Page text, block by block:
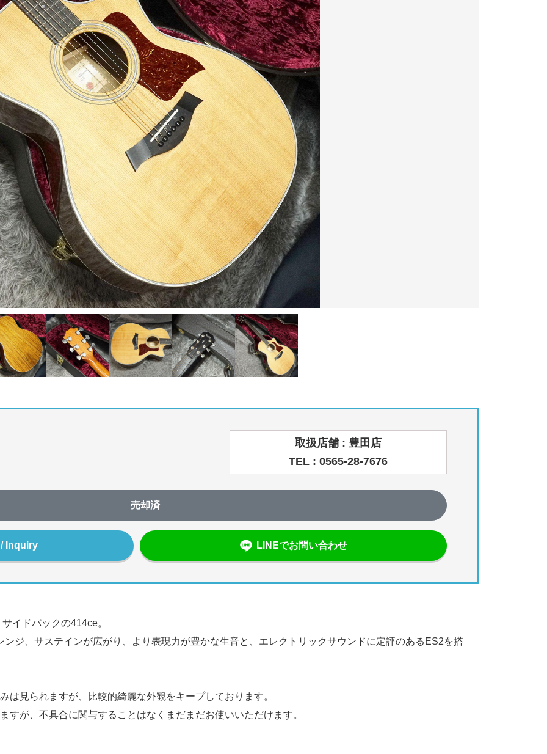
取扱店舗 : 豊田店
TEL : 0565-28-7676
売却済
Inquiry LINEでお問い合わせ
イドバックの414ce。
ジ、サステインが広がり、より表現力が豊かな生音と、エレクトリックサウンドに定評のあるES2を搭
は見られますが、比較的綺麗な外観をキープしております。
すが、不具合に関与することはなくまだまだお使いいただけます。